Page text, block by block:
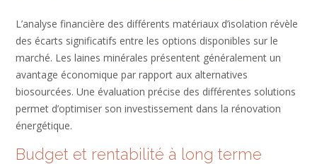
L’analyse financière des différents matériaux d’isolation révèle
des écarts significatifs entre les options disponibles sur le
marché. Les laines minérales présentent généralement un
avantage économique par rapport aux alternatives
biosourcées. Une évaluation précise des différentes solutions
permet d’optimiser son investissement dans la rénovation
énergétique.
Budget et rentabilité à long terme